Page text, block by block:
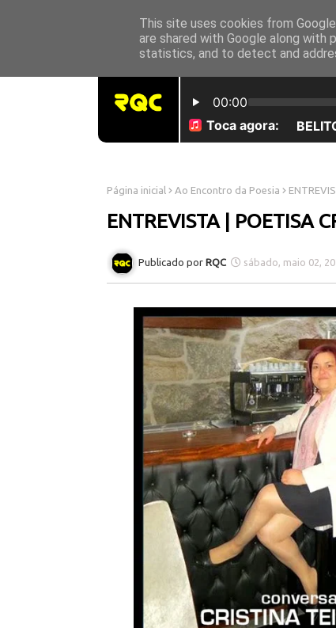
INICÍO SOBRE
Página inicial Ao Encontro da Poesia
ENTREVISTA | POETISA
RQC sábado, maio 02,
This site uses cookies from
are shared with Google along
statistics, and to detect and